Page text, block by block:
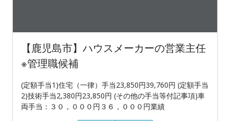
【鹿児島市】ハウスメーカーの営業主任
※管理職候補
(定額手当1)住宅（一律）手当23,850円39,760円 (定額手当
2)技術手当2,380円23,850円 (その他の手当等付記事項)車
両手当：３０，０００円３６，０００円業績